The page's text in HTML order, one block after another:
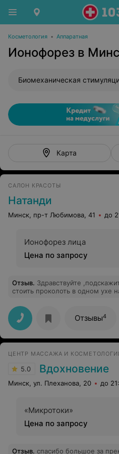
Косметология • Аппаратная
Ионофорез в
Биомеханическая
Карта
САЛОН КРАСОТЫ
Натанди
Минск, пр-т Любимова, 41 до
Ионофорез лица
Цена по запросу
Отзыв. Здравствуйте ,подскажите
стоить проколоть в одном ухе
Отзывы4
5.0 Вдохновение
Минск, ул. Плеханова, 20 до
«Микротоки»
Цена по запросу
Отзыв. спасибо большое за